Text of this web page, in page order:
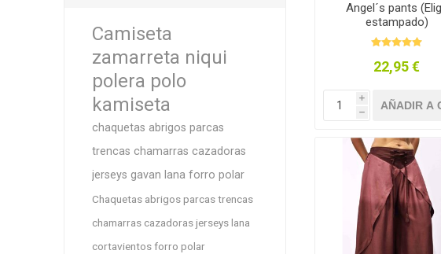
Angel´s pants
estampado)
22,95 €
i
h
Camiseta
zamarreta niqui
polera polo
kamiseta
chaquetas abrigos parcas
trencas chamarras cazadoras
jerseys gavan lana forro polar
Chaquetas abrigos parcas trencas
chamarras cazadoras jerseys lana
cortavientos forro polar